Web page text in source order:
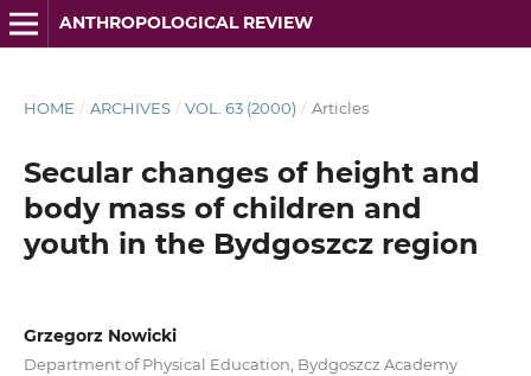
ANTHROPOLOGICAL REVIEW
HOME / ARCHIVES / VOL. 63 (2000) / Articles
Secular changes of height and
body mass of children and
youth in the Bydgoszcz region
Grzegorz Nowicki
Department of Physical Education, Bydgoszcz Academy